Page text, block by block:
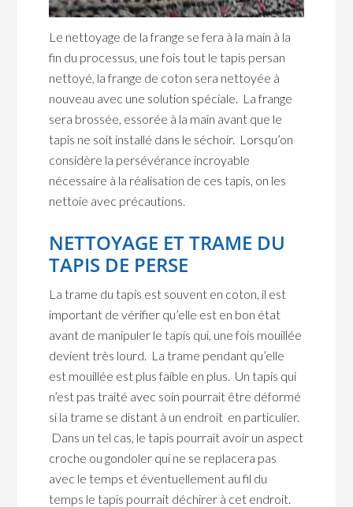
Le nettoyage de la frange se fera à la main à la
fin du processus, une fois tout le tapis persan
nettoyé, la frange de coton sera nettoyée à
nouveau avec une solution spéciale. La frange
sera brossée, essorée à la main avant que le
tapis ne soit installé dans le séchoir. Lorsqu’on
considère la persévérance incroyable
nécessaire à la réalisation de ces tapis, on les
nettoie avec précautions.
NETTOYAGE ET TRAME DU
TAPIS DE PERSE
La trame du tapis est souvent en coton, il est
important de vérifier qu’elle est en bon état
avant de manipuler le tapis qui, une fois mouillée
devient très lourd. La trame pendant qu’elle
est mouillée est plus faible en plus. Un tapis qui
n’est pas traité avec soin pourrait être déformé
si la trame se distant à un endroit en particulier.
Dans un tel cas, le tapis pourrait avoir un aspect
croche ou gondoler qui ne se replacera pas
avec le temps et éventuellement au fil du
temps le tapis pourrait déchirer à cet endroit.